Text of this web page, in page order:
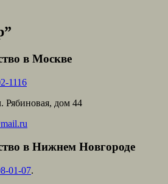
в Москве
1116
Рябиновая, дом 44
в Нижнем Новгороде
01-07.